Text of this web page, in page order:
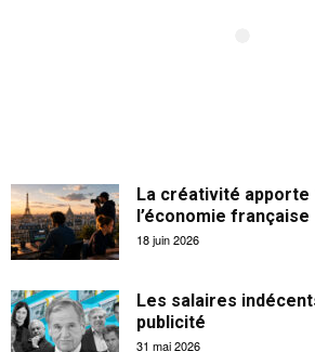
La créativité apporte
l’économie française
18 juin 2026
Les salaires
publicité
31 mai 2026